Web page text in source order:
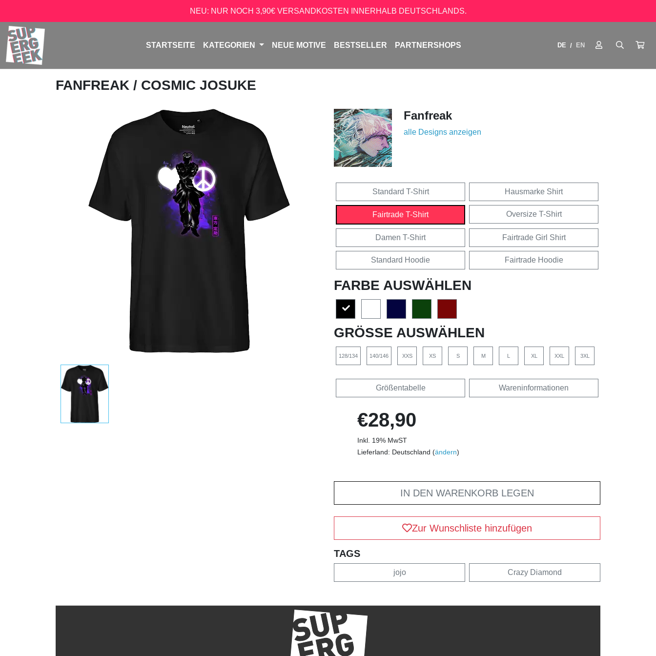
NEU: NUR NOCH 3,90€ VERSANDKOSTEN INNERHALB DEUTSCHLANDS.
STARTSEITE KATEGORIEN NEUE MOTIVE BESTSELLER PARTNERSHOPS DE / EN
FANFREAK / COSMIC JOSUKE
Fanfreak
alle Designs anzeigen
Standard T-Shirt Hausmarke Shirt
Fairtrade T-Shirt Oversize T-Shirt
Damen T-Shirt Fairtrade Girl Shirt
Standard Hoodie Fairtrade Hoodie
FARBE AUSWÄHLEN
GRÖSSE AUSWÄHLEN
128/134 140/146 XXS XS S M L XL XXL 3XL
Größentabelle Wareninformationen
€28,90
Inkl. 19% MwST
Lieferland: Deutschland (ändern)
IN DEN WARENKORB LEGEN
Zur Wunschliste hinzufügen
TAGS
jojo Crazy Diamond